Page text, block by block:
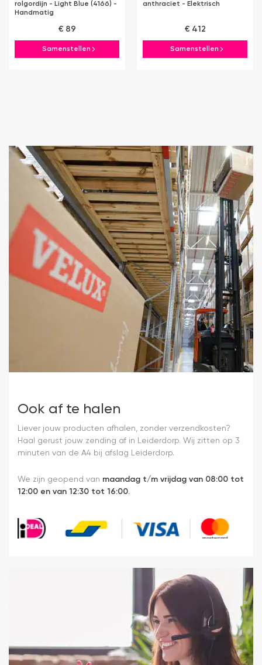
rolgordijn - Light Blue (4166) -
Handmatig
€ 89
Samenstellen
anthraciet - Elektrisch
€ 412
Samenstellen
Ook af te halen
Liever jouw producten afhalen, zonder verzendkosten?
Haal gerust jouw zending af in Leiderdorp. Wij zitten op 3
minuten van de A4 bij afslag Leiderdorp.
We zijn geopend van maandag t/m vrijdag van 08:00 tot
12:00 en van 12:30 tot 16:00.